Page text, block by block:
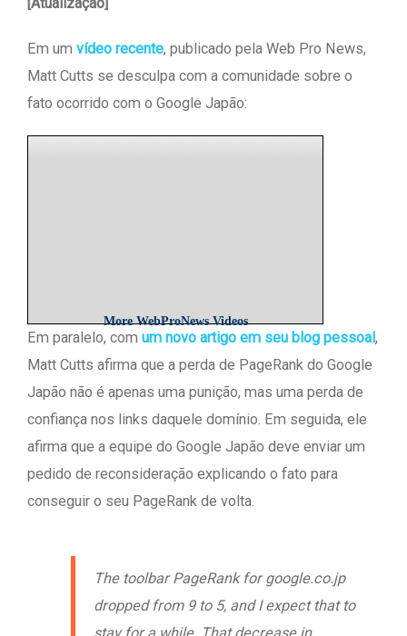
Em um vídeo recente, publicado pela Web Pro News,
Matt Cutts se desculpa com a comunidade sobre o
fato ocorrido com o Google Japão:
More WebProNews Videos
Em paralelo, com um novo artigo em seu blog pessoal,
Matt Cutts afirma que a perda de PageRank do Google
Japão não é apenas uma punição, mas uma perda de
confiança nos links daquele domínio. Em seguida, ele
afirma que a equipe do Google Japão deve enviar um
pedido de reconsideração explicando o fato para
conseguir o seu PageRank de volta.
The toolbar PageRank for google.co.jp
dropped from 9 to 5, and I expect that to